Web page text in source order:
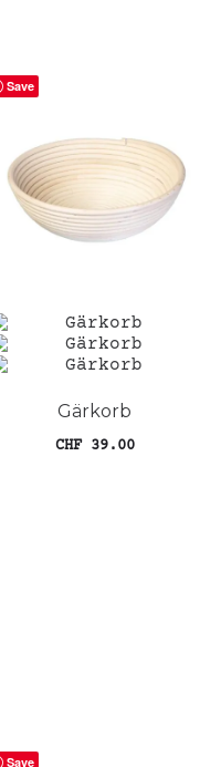
Save
Gärkorb
CHF39.00
Save